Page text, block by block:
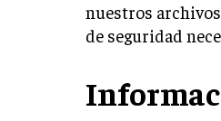
nuestros
de seguridad